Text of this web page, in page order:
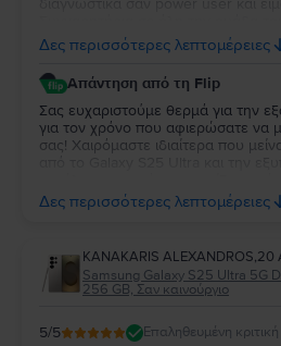
ανεπιφύλακτα να δοκιμάσετε το
Αν κάτι δεν σας ταιριάζει μπορείτε
συσκευή εντός 30 ημερών. Έχω 2
flip.gr και επίσης η συσκευή είναι
της samsung. Ένα μεγάλο
flip.gr. Η συνολική μου εμπειρία
Δες περισσότερες λεπτομέρειες
Απάντηση από τη Flip
Σας ευχαριστούμε θερμά για την
για τον χρόνο που αφιερώσατε να
σας! Χαιρόμαστε ιδιαίτερα που
ανταποκρίθηκε πλήρως στις
συνολική εμπειρία σας με τη Flip
το χαρείτε και θα είμαστε πάντα
οτιδήποτε χρειαστείτε στο μέλλον.
Δες περισσότερες λεπτομέρειες
KANAKARIS ALEXANDROS,20
Samsung Galaxy S25 Ultra 5G
256 GB, Σαν καινούργιο
5/5 Επαληθευμένη κριτική